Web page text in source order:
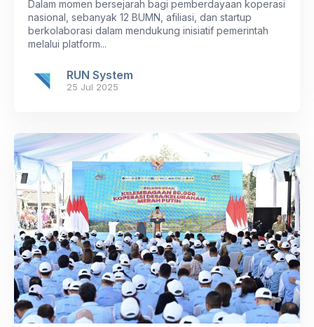
Dalam momen bersejarah bagi pemberdayaan koperasi
nasional, sebanyak 12 BUMN, afiliasi, dan startup
berkolaborasi dalam mendukung inisiatif pemerintah
melalui platform...
RUN System
25 Jul 2025